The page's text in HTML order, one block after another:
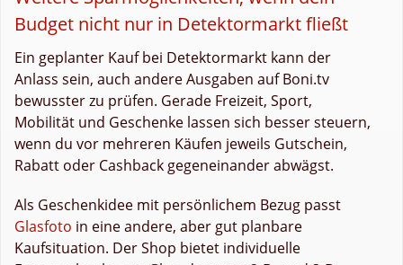
Budget nicht nur in Detektormarkt fließt
Ein geplanter Kauf bei Detektormarkt kann der
Anlass sein, auch andere Ausgaben auf Boni.tv
bewusster zu prüfen. Gerade Freizeit, Sport,
Mobilität und Geschenke lassen sich besser steuern,
wenn du vor mehreren Käufen jeweils Gutschein,
Rabatt oder Cashback gegeneinander abwägst.
Als Geschenkidee mit persönlichem Bezug passt
Glasfoto in eine andere, aber gut planbare
Kaufsituation. Der Shop bietet individuelle